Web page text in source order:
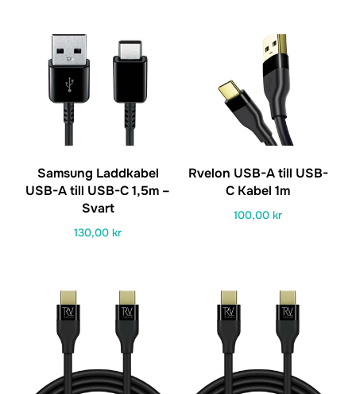
119,00 kr.85,00 kr.
Samsung Laddkabel
USB-A till USB-C 1,5m –
Svart
130,00kr
Rvelon USB-A till USB-
C Kabel 1m
100,00kr